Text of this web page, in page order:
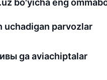
bo'yicha eng
uchadigan parvozlar
ga aviachiptalar